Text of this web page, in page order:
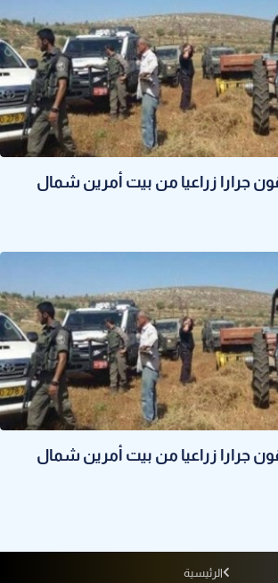
جرارا زراعيا من بيت أمرين شمال
جرارا زراعيا من بيت أمرين شمال
الرئيسية